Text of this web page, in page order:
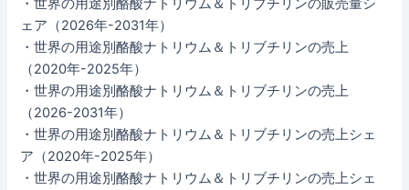
ェア（2026年-2031年）
・世界の用途別酪酸ナトリウム＆トリブチリンの売上
（2020年-2025年）
・世界の用途別酪酸ナトリウム＆トリブチリンの売上
（2026-2031年）
・世界の用途別酪酸ナトリウム＆トリブチリンの売上シェ
ア（2020年-2025年）
・世界の用途別酪酸ナトリウム＆トリブチリンの売上シェ